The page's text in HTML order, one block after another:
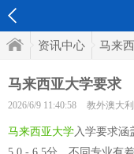
资讯中心 马来
马来西亚大学要求
2026/6/9 11:40:58 教外澳大
马来西亚大学入学要求涵